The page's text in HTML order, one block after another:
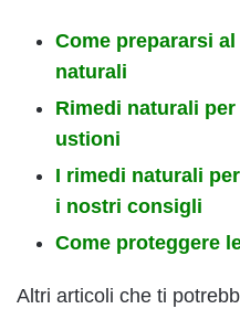
Come prepararsi
naturali
Rimedi naturali
ustioni
I rimedi naturali
i nostri consigli
Come proteggere
Altri articoli che ti